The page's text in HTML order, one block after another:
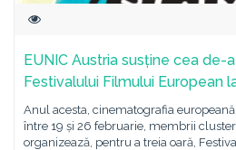
EUNIC Austria susține cea de-
Festivalului Filmului European
Anul acesta, cinematografia
între 19 și 26 februarie, membrii
organizează, pentru a treia oară,